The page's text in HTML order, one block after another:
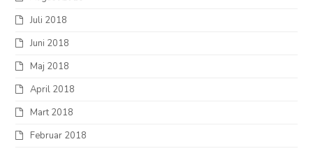
Juli 2018
Juni 2018
Maj 2018
April 2018
Mart 2018
Februar 2018